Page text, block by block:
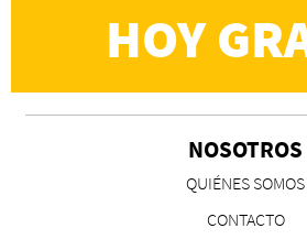
CS, de José María Salazar
Invitadxs EnLima
HOY
NOSOTROS
QUIÉNES SOMOS
CONTACTO